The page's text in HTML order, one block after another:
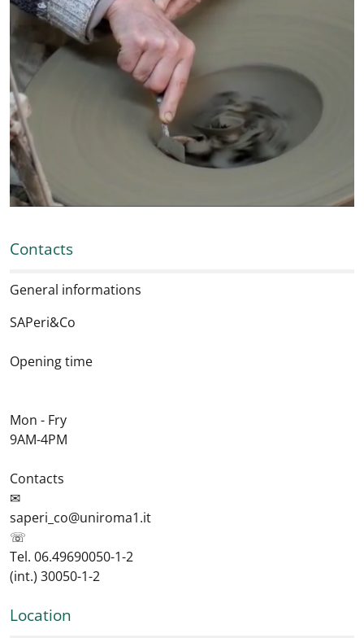
Contacts
General informations
SAPeri&Co
Opening time
Mon - Fry
9AM-4PM
Contacts
✉
saperi_co@uniroma1.it
☏
Tel. 06.49690050-1-2
(int.) 30050-1-2
Location